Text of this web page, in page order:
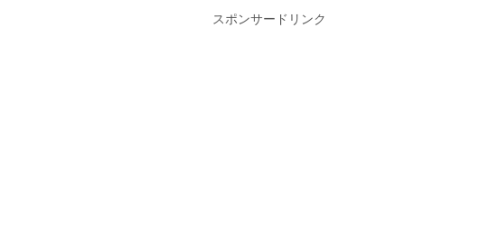
スポンサードリンク